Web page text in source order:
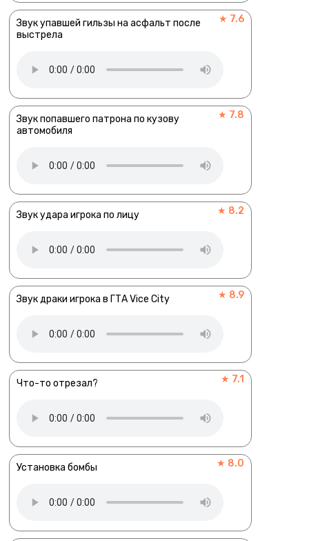
Звук упавшей гильзы на асфальт после
выстрела
★ 7.6
Звук попавшего патрона по кузову
автомобиля
★ 7.8
Звук удара игрока по лицу ★ 8.2
Звук драки игрока в ГТА Vice City ★ 8.9
Что-то отрезал? ★ 7.1
Установка бомбы ★ 8.0